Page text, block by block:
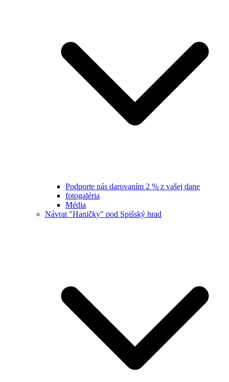
Podporte nás darovaním 2 % z vašej dane
fotogaléria
Média
Návrat "Haničky" pod Spišský hrad